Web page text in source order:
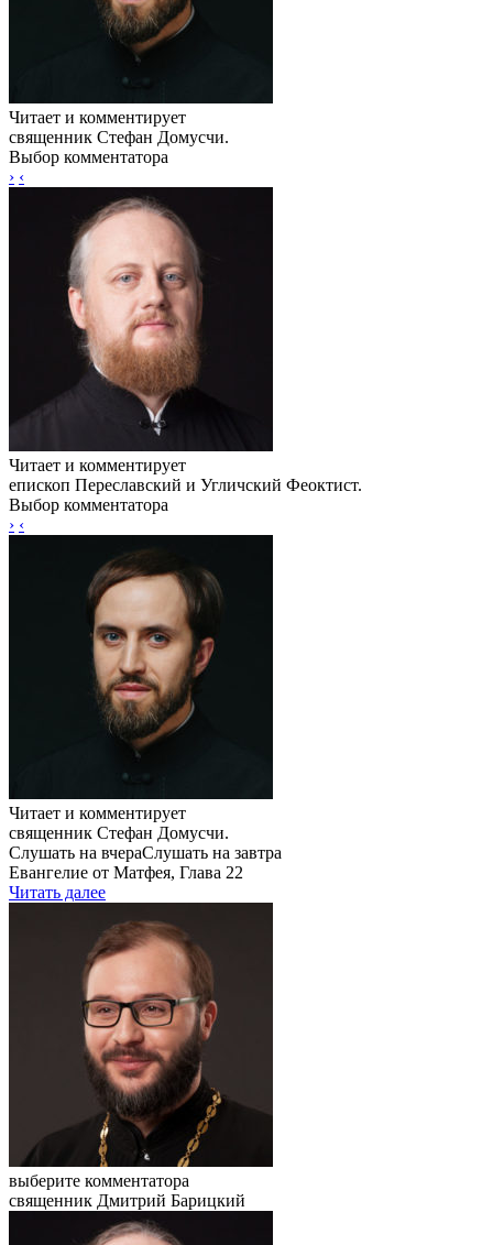
Читает и комментирует
священник Стефан Домусчи.
Выбор комментатора
› ‹
Читает и комментирует
епископ Переславский и Угличский Феоктист.
Выбор комментатора
› ‹
Читает и комментирует
священник Стефан Домусчи.
Слушать на вчераСлушать на завтра
Евангелие от Матфея, Глава 22
Читать далее
выберите комментатора
священник Дмитрий Барицкий